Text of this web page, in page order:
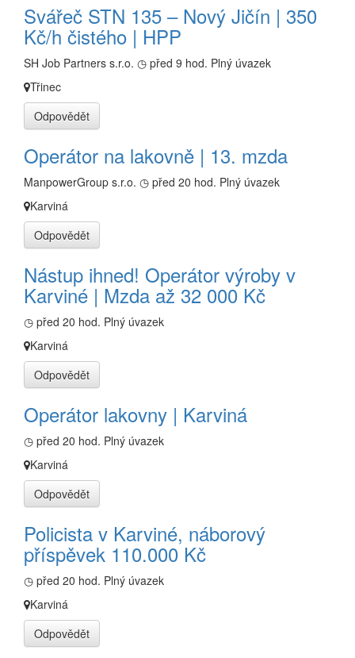
Svářeč STN 135 – Nový Jičín | 350
Kč/h čistého | HPP
SH Job Partners s.r.o. ◷ před 9 hod. Plný úvazek
Třinec
Odpovědět
Operátor na lakovně | 13. mzda
ManpowerGroup s.r.o. ◷ před 20 hod. Plný úvazek
Karviná
Odpovědět
Nástup ihned! Operátor výroby v
Karviné | Mzda až 32 000 Kč
◷ před 20 hod. Plný úvazek
Karviná
Odpovědět
Operátor lakovny | Karviná
◷ před 20 hod. Plný úvazek
Karviná
Odpovědět
Policista v Karviné, náborový
příspěvek 110.000 Kč
◷ před 20 hod. Plný úvazek
Karviná
Odpovědět